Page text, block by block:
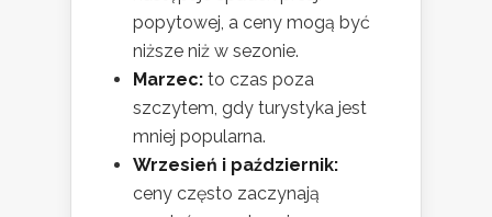
popytowej, a ceny mogą być
niższe niż w sezonie.
Marzec: to czas poza
szczytem, gdy turystyka jest
mniej popularna.
Wrzesień i październik:
ceny często zaczynają